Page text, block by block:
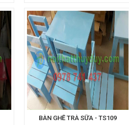
BÀN GHẾ TRÀ SỮA - TS109